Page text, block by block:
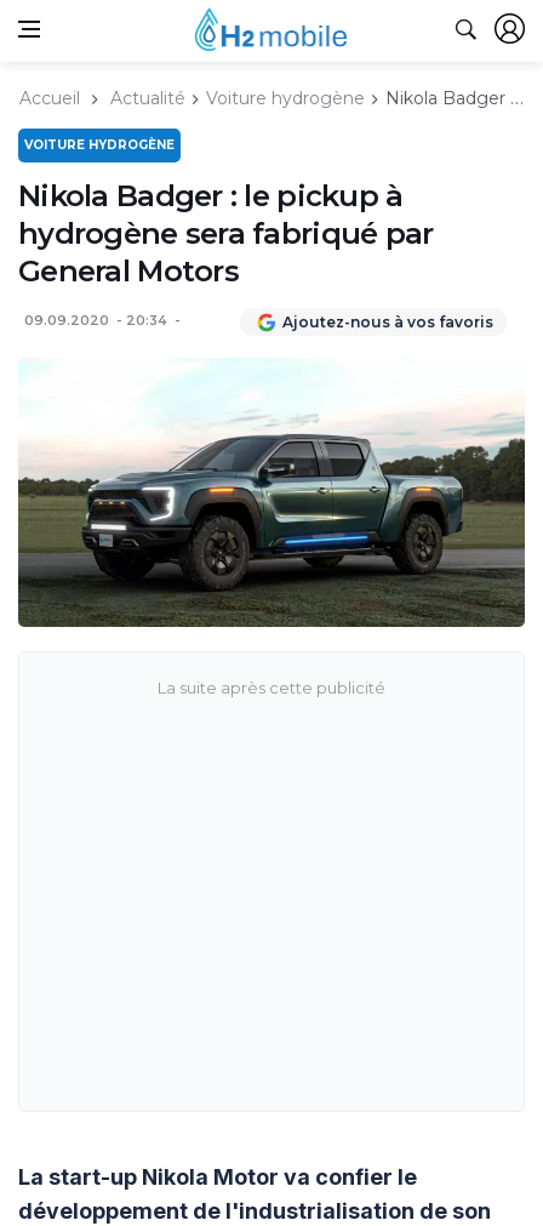
Accueil Actualité Voiture hydrogène Nikola Badger : le pickup à hydrogène sera fabriqué par General Motors
VOITURE HYDROGÈNE
Nikola Badger : le pickup à
hydrogène sera fabriqué par
General Motors
09.09.2020 20:34 Ajoutez-nous à vos favoris
La start-up Nikola Motor va confier le
développement de l'industrialisation de son